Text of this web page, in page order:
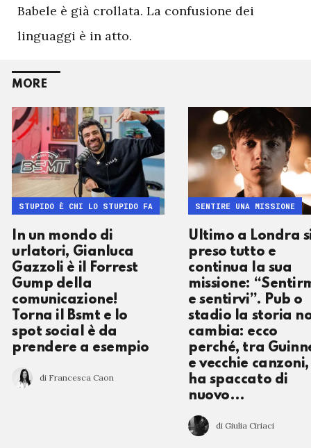
Babele è già crollata. La confusione dei
linguaggi è in atto.
MORE
In un mondo di
urlatori, Gianluca
Gazzoli è il Forrest
Gump della
comunicazione!
Torna il Bsmt e lo
spot social è da
prendere a esempio
di Francesca Caon
STUPIDO È CHI LO STUPIDO FA
Ultimo a Londra
preso tutto e
continua la sua
missione:
e sentirvi”. Pub o
stadio la storia
cambia: ecco
perché, tra
e vecchie canzoni,
ha spaccato di
nuovo…
di Giulia Ciriaci
SENTIRE UNA MISSIONE